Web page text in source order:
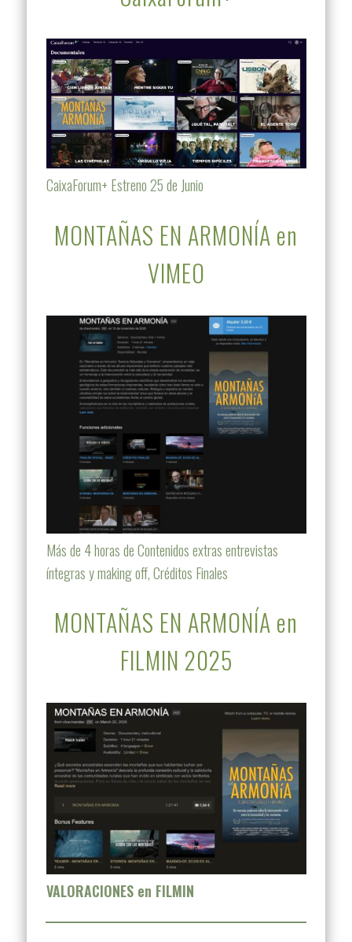
CaixaForum+ Estreno 25 de Junio
MONTAÑAS EN ARMONÍA en
VIMEO
Más de 4 horas de Contenidos extras entrevistas
íntegras y making off, Créditos Finales
MONTAÑAS EN ARMONÍA en
FILMIN 2025
VALORACIONES en FILMIN